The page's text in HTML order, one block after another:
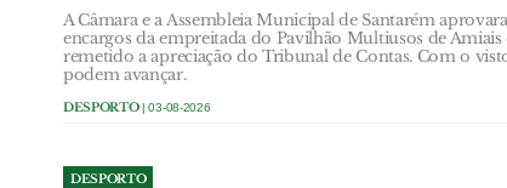
A Câmara e a Assembleia Municipal de Santarém
encargos da empreitada do Pavilhão Multiusos de
remetido a apreciação do Tribunal de Contas. Com o
podem avançar.
DESPORTO| 03-08-2026
DESPORTO